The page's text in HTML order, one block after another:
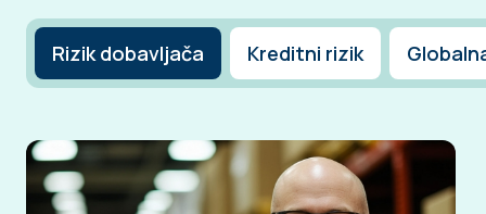
Rizik dobavljača Kreditni rizik